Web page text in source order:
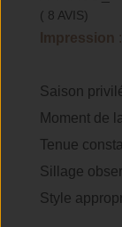
( 8 AVIS)
Impression :
Saison
Moment de
Tenue
Sillage
Style